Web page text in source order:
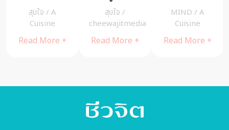
บื่อคน
+
สูญเสีย แต่
หัวใจไม่ยอม
เสียศูนย์
cheewajitmedia
Read More +
ด้วย จิตดวง
สุดท้าย โดย
พระอาจารย์
cheewajitmedia
Read More +
เรียนรู้วิธี
ให้พบธ
โดย ท่าน
MIND
Read